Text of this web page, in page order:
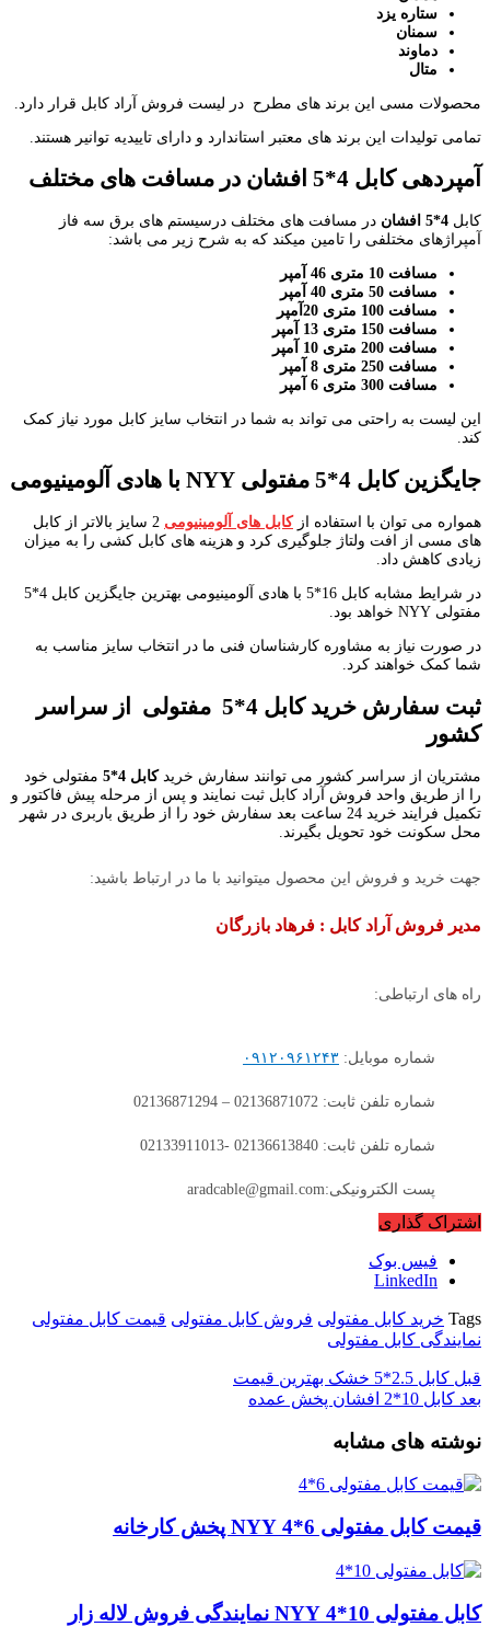
ستاره یزد
سمنان
دماوند
متال
محصولات مسی این برند های مطرح در لیست فروش آراد کابل قرار دارد.
تمامی تولیدات این برند های معتبر استاندارد و دارای تاییدیه توانیر هستند.
آمپردهی کابل 4*5 افشان در مسافت های مختلف
کابل 4*5 افشان
در مسافت های مختلف درسیستم های برق سه فاز
آمپراژهای مختلفی را تامین میکند که به شرح زیر می باشد:
مسافت 10 متری 46 آمپر
مسافت 50 متری 40 آمپر
مسافت 100 متری 20آمپر
مسافت 150 متری 13 آمپر
مسافت 200 متری 10 آمپر
مسافت 250 متری 8 آمپر
مسافت 300 متری 6 آمپر
این لیست به راحتی می تواند به شما در انتخاب سایز کابل مورد نیاز کمک
کند.
جایگزین کابل 4*5 مفتولی NYY با هادی آلومینیومی
همواره می توان با استفاده ازکابل های آلومینیومی
2 سایز بالاتر از کابل
های مسی از افت ولتاژ جلوگیری کرد و هزینه های کابل کشی را به میزان
زیادی کاهش داد.
در شرایط مشابه کابل 16*5 با هادی آلومینیومی بهترین جایگزین کابل 4*5
مفتولی NYY خواهد بود.
در صورت نیاز به مشاوره کارشناسان فنی ما در انتخاب سایز مناسب به
شما کمک خواهند کرد.
ثبت سفارش خرید کابل 4*5 مفتولی از سراسر
کشور
مشتریان از سراسر کشور می توانند سفارش خرید کابل 4*5
مفتولی خود
را از طریق واحد فروش آراد کابل ثبت نمایند و پس از مرحله پیش فاکتور و
تکمیل فرایند خرید 24 ساعت بعد سفارش خود را از طریق باربری در شهر
محل سکونت خود تحویل بگیرند.
جهت خرید و فروش این محصول میتوانید با ما در ارتباط باشید:
مدیر فروش آراد کابل : فرهاد بازرگان
راه های ارتباطی:
شماره موبایل: ۰۹۱۲۰۹۶۱۲۴۳
شماره تلفن ثابت: 02136871072 – 02136871294
شماره تلفن ثابت: 02136613840 -02133911013
پست الکترونیکی:aradcable@gmail.com
اشتراک گذاری
فیس بوک
LinkedIn
Tags خرید کابل مفتولی فروش کابل مفتولی قیمت کابل مفتولی
نمایندگی کابل مفتولی
قبل کابل 2.5*5 خشک بهترین قیمت
بعد کابل 10*2 افشان پخش عمده
نوشته های مشابه
قیمت کابل مفتولی 6*4 NYY پخش کارخانه
کابل مفتولی 10*4 NYY نمایندگی فروش لاله زار